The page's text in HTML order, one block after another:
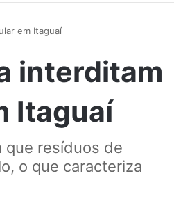
em Itaguaí
interditam
Itaguaí
que resíduos de
o que caracteriza